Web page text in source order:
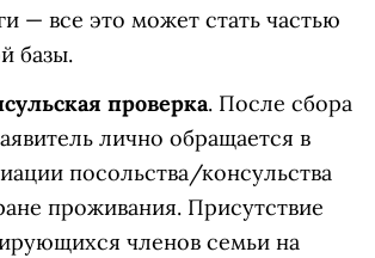
— все это может стать частью
базы.
проверка. После сбора
лично обращается в
посольства/консульства
проживания. Присутствие
членов семьи на